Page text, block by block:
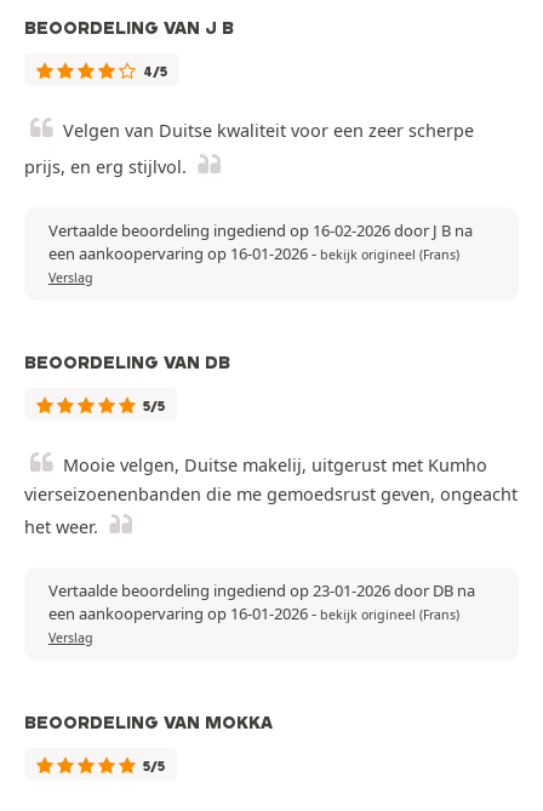
BEOORDELING VAN J B
4/5
Velgen van Duitse kwaliteit voor een zeer scherpe
prijs, en erg stijlvol.
Vertaalde beoordeling ingediend op 16-02-2026 door J B na
een aankoopervaring op 16-01-2026- bekijk origineel (Frans)
Verslag
BEOORDELING VAN DB
5/5
Mooie velgen, Duitse makelij, uitgerust met Kumho
vierseizoenenbanden die me gemoedsrust geven, ongeacht
het weer.
Vertaalde beoordeling ingediend op 23-01-2026 door DB na
een aankoopervaring op 16-01-2026- bekijk origineel (Frans)
Verslag
BEOORDELING VAN MOKKA
5/5